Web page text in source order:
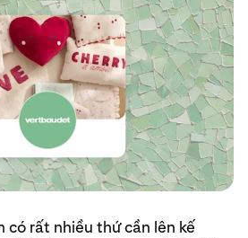
có rất nhiều thứ cần lên kế